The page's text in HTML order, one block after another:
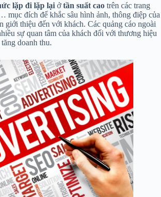
lặp đi lặp lại ởtần suất cao trên các trang
mục đích để khắc sâu hình ảnh, thông điệp của
giới thiệu đến với khách. Các quảng cáo ngoài
sự quan tâm của khách đối với thương hiệu
doanh thu.